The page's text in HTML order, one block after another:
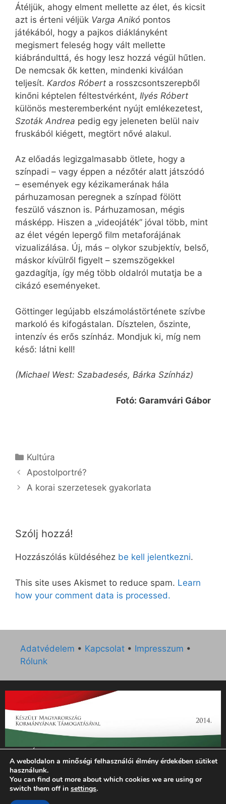
Átéljük, ahogy elment mellette az élet, és kicsit
azt is érteni véljük Varga Anikó pontos
játékából, hogy a pajkos diáklányként
megismert feleség hogy vált mellette
kiábrándulttá, és hogy lesz hozzá végül hűtlen.
De nemcsak ők ketten, mindenki kiválóan
teljesít. Kardos Róbert a rosszcsontszerepből
kinőni képtelen féltestvérként, Ilyés Róbert
különös mesteremberként nyújt emlékezetest,
Szoták Andrea pedig egy jeleneten belül naiv
fruskából kiégett, megtört nővé alakul.
Az előadás legizgalmasabb ötlete, hogy a
színpadi – vagy éppen a nézőtér alatt játszódó
– események egy kézikamerának hála
párhuzamosan peregnek a színpad fölött
feszülő vásznon is. Párhuzamosan, mégis
másképp. Hiszen a „videojáték” jóval több, mint
az élet végén lepergő film metaforájának
vizualizálása. Új, más – olykor szubjektív, belső,
máskor kívülről figyelt – szemszögekkel
gazdagítja, így még több oldalról mutatja be a
cikázó eseményeket.
Göttinger legújabb elszámolástörténete szívbe
markoló és kifogástalan. Dísztelen, őszinte,
intenzív és erős színház. Mondjuk ki, míg nem
késő: látni kell!
(Michael West: Szabadesés, Bárka Színház)
Fotó: Garamvári Gábor
Kategória
Kultúra
Apostolportré?
A korai szerzetesek gyakorlata
Szólj hozzá!
Hozzászólás küldéséhez be kell jelentkezni.
This site uses Akismet to reduce spam. Learn
how your comment data is processed.
Adatvédelem • Kapcsolat • Impresszum •
Rólunk
„Az Új Ember katolikus hetilap 2014. évi működésének
támogatását az EGYH-KCP-14-P-0121 sz. támogatási
szerződés keretében 3 000 000 Ft összegben támogatta az
Emberi Erőforrások Minisztériuma.”
A weboldalon a minőségi felhasználói élmény érdekében sütiket
használunk.
You can find out more about which cookies we are using or
switch them off in settings.